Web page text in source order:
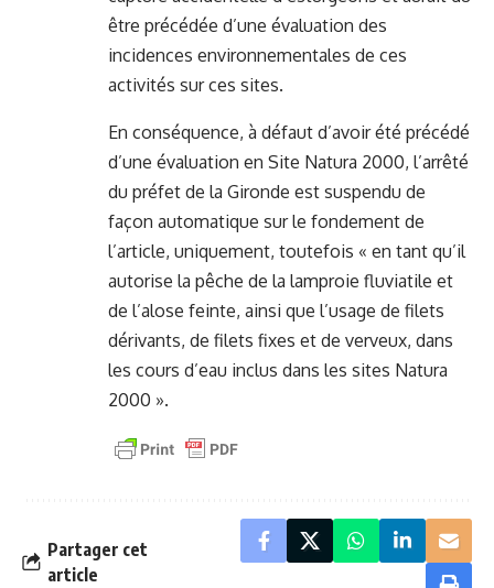
être précédée d’une évaluation des
incidences environnementales de ces
activités sur ces sites.
En conséquence, à défaut d’avoir été précédé
d’une évaluation en Site Natura 2000, l’arrêté
du préfet de la Gironde est suspendu de
façon automatique sur le fondement de
l’article, uniquement, toutefois « en tant qu’il
autorise la pêche de la lamproie fluviatile et
de l’alose feinte, ainsi que l’usage de filets
dérivants, de filets fixes et de verveux, dans
les cours d’eau inclus dans les sites Natura
2000 ».
Partager cet
article